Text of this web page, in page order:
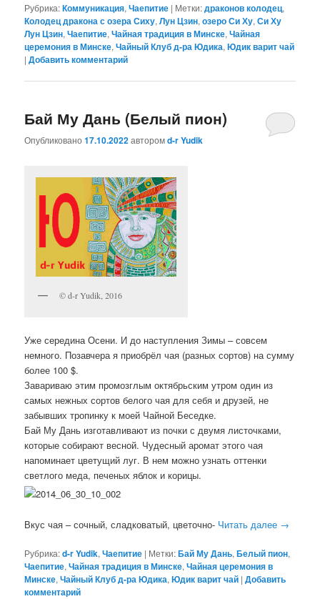
Рубрика:Коммуникация,Чаепитие | Метки:драконов колодец,
Колодец дракона с озера Сиху,Лун Цзин,озеро Си Ху,Си Ху
Лун Цзин,Чаепитие,Чайная традиция в Минске,Чайная
церемония в Минске,Чайный Клуб д-ра Юдика,Юдик варит чай
|Добавить комментарий
Бай Му Дань (Белый пион)
Опубликовано17.10.2022авторомd-r Yudik
© d-r Yudik, 2016
Уже середина Осени. И до наступления Зимы – совсем
немного. Позавчера я приобрёл чая (разных сортов) на сумму
более 100 $.
Завариваю этим промозглым октябрьским утром один из
самых нежных сортов белого чая для себя и друзей, не
забывших тропинку к моей Чайной Беседке.
Бай Му Дань изготавливают из почки с двумя листочками,
которые собирают весной. Чудесный аромат этого чая
напоминает цветущий луг. В нем можно узнать оттенки
светлого меда, печеных яблок и корицы.
Вкус чая – сочный, сладковатый, цветочно- Читать далее →
Рубрика:d-r Yudik,Чаепитие | Метки:Бай Му Дань,Белый пион,
Чаепитие,Чайная традиция в Минске,Чайная церемония в
Минске,Чайный Клуб д-ра Юдика,Юдик варит чай |Добавить
комментарий